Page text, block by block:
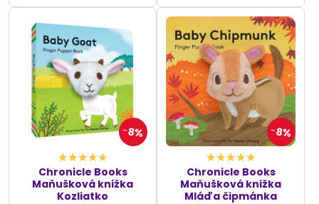
8%
Chronicle Books
Maňušková knižka
Kozliatko
8%
Chronicle Books
Maňušková knižka
Mláďa čipmánka